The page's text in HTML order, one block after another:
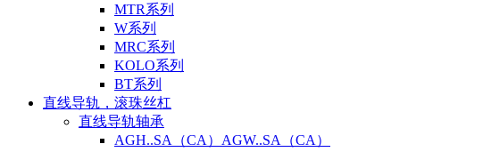
MTR系列
W系列
MRC系列
KOLO系列
BT系列
直线导轨，滚珠丝杠
直线导轨轴承
AGH..SA（CA）AGW..SA（CA）